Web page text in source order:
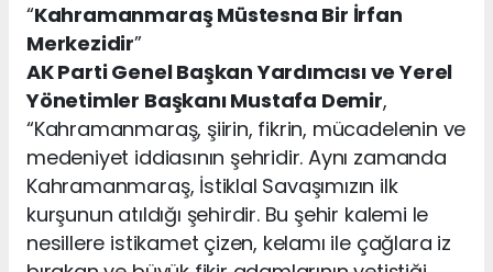
“Kahramanmaraş Müstesna Bir İrfan
Merkezidir”
AK Parti Genel Başkan Yardımcısı ve Yerel
Yönetimler Başkanı Mustafa Demir,
“Kahramanmaraş, şiirin, fikrin, mücadelenin ve
medeniyet iddiasının şehridir. Aynı zamanda
Kahramanmaraş, İstiklal Savaşımızın ilk
kurşunun atıldığı şehirdir. Bu şehir kalemi le
nesillere istikamet çizen, kelamı ile çağlara iz